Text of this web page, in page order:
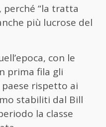
“la tratta
più lucrose del
con le
prima fila gli
rispetto ai
stabiliti dal Bill
la classe